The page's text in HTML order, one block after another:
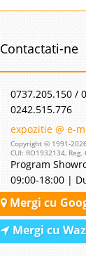
Contactati-ne
0737.205.150 /
0242.515.776
expozitie @ e-
Copyright © 1991-
CUI: RO1932134,
Program
09:00-18:00 |
Mergi cu
Mergi cu